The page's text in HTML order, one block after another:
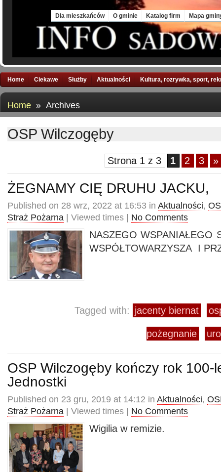
Dla mieszkańców O gminie Katalog firm Mapa
Home Ciekawe Służby Aktualności Kultura, rozrywka, sport,
Home » Archives
OSP Wilczogęby
Strona 1 z 3 1 2 3 »
ŻEGNAMY CIĘ DRUHU JACKU,
Published on 28 wrz, 2022 at 16:53 in Aktualności,
Straż Pożarna | Viewed times | No Comments
NASZEGO WSPANIAŁEGO
WSPÓŁTOWARZYSZA I
Tagged with: jacenty biernat
pożegnanie
OSP Wilczogęby kończy rok 100-
Jednostki
Published on 23 gru, 2019 at 14:12 in Aktualności,
Straż Pożarna | Viewed times | No Comments
Wigilia w remizie.